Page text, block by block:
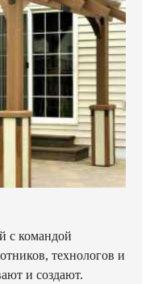
с командой
технологов и
и создают.